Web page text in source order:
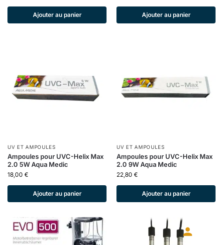
Ajouter au panier Ajouter au panier
UV ET AMPOULES
Ampoules pour UVC-Helix Max
2.0 5W Aqua Medic
18,00 €
Ajouter au panier
UV ET AMPOULES
Ampoules pour UVC-Helix Max
2.0 9W Aqua Medic
22,80 €
Ajouter au panier